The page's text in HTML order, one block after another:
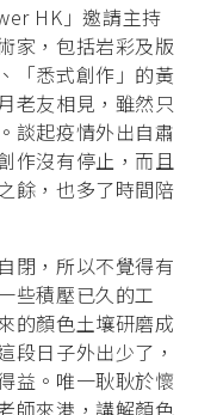
HK」邀請主持
家，包括岩彩及版
「悉式創作」的黃
老友相見，雖然只
談起疫情外出自肅
作沒有停止，而且
餘，也多了時間陪
閉，所以不覺得有
些積壓已久的工
的顏色土壤研磨成
段日子外出少了，
益。唯一耿耿於懷
師來港，講解顏色